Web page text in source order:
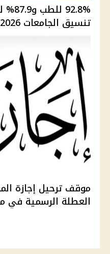
تنسيق الجامعات 2026 وأماكن المرحلة ...
العطلة الرسمية في